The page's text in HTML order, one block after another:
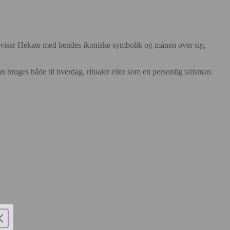
Hekate med hendes ikoniske symbolik og månen over sig,
både til hverdag, ritualer eller som en personlig talisman.